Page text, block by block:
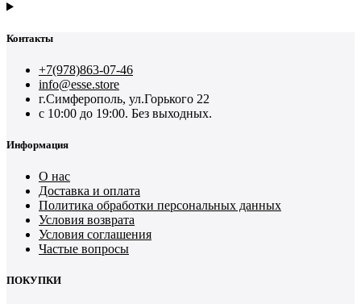
Контакты
+7(978)863-07-46
info@esse.store
г.Симферополь, ул.Горького 22
с 10:00 до 19:00. Без выходных.
Информация
О нас
Доставка и оплата
Политика обработки персональных данных
Условия возврата
Условия соглашения
Частые вопросы
ПОКУПКИ